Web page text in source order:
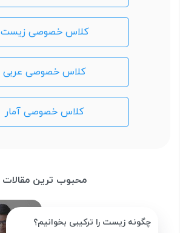
کلاس خصوصی زیست
کلاس خصوصی عربی
کلاس خصوصی آمار
محبوب ترین مقالات
چگونه زیست را ترکیبی بخوانیم؟